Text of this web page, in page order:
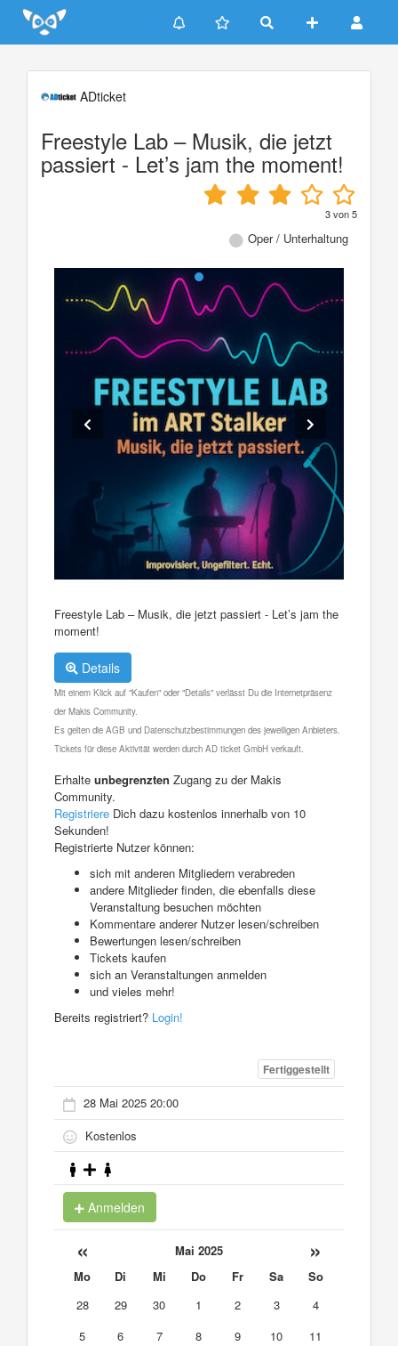
Update cookies preferences
ADticket
Freestyle Lab – Musik, die jetzt
passiert - Let’s jam the moment!
3von5
Oper / Unterhaltung
Freestyle Lab – Musik, die jetzt passiert - Let’s jam the
moment!
Details
Mit einem Klick auf "Kaufen" oder "Details" verlässt Du die Internetpräsenz
der Makis Community.
Es gelten die AGB und Datenschutzbestimmungen des jeweiligen Anbieters.
Tickets für diese Aktivität werden durch AD ticket GmbH verkauft.
Erhalte unbegrenzten Zugang zu der Makis
Community.
Registriere Dich dazu kostenlos innerhalb von 10
Sekunden!
Registrierte Nutzer können:
sich mit anderen Mitgliedern verabreden
andere Mitglieder finden, die ebenfalls diese
Veranstaltung besuchen möchten
Kommentare anderer Nutzer lesen/schreiben
Bewertungen lesen/schreiben
Tickets kaufen
sich an Veranstaltungen anmelden
und vieles mehr!
Bereits registriert? Login!
Fertiggestellt
28 Mai 2025 20:00
Kostenlos
Anmelden
« Mai 2025 »
Mo Di Mi Do Fr Sa
So
28
29 30 1 2 3
4
5
6 7 8 9 10
11